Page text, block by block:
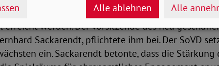
und lauter werden. Mit dem neuen Vorstand,
erreicht werden. Der Vorsitzende des neu
Sackarendt, pflichtete ihm bei. Der SoVD
ein. Sackarendt betonte, dass die Stärkung
Alle ablehnen Alle